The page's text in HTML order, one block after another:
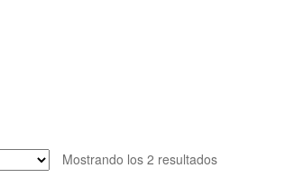
Mostrando los 2 resultadosOrdenado